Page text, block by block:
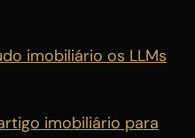
imobiliário os LLMs
imobiliário para